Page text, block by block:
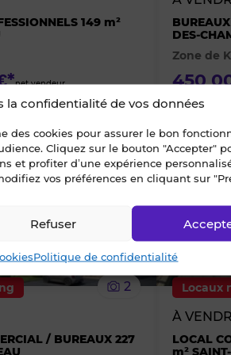
la confidentialité de vos données
des cookies pour assurer le bon
Cliquez sur le bouton "Accepter"
et profiter d’une expérience
vos préférences en cliquant sur
Refuser
Politique de confidentialité
favoris
149 m²
net vendeur
en sus
DES-
Zone de
450
*droits
Ajouter
supprimer
le
des
2
/ BUREAUX 227
Locaux
À
LOCAL
m²